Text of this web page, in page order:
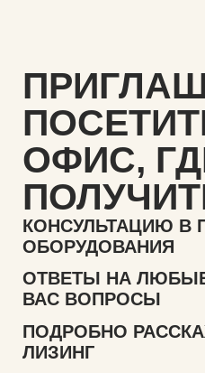
ОФИС,
КОНСУЛЬТАЦИЮ В
ОБОРУДОВАНИЯ
ОТВЕТЫ НА
ВАС ВОПРОСЫ
ПОДРОБНО
ЛИЗИНГ